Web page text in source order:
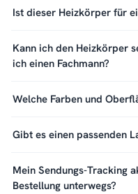
Ist dieser Heizkörper für
Kann ich den Heizkörper
ich einen Fachmann?
Welche Farben und
Gibt es einen passenden
Mein Sendungs-Tracking
Bestellung unterwegs?